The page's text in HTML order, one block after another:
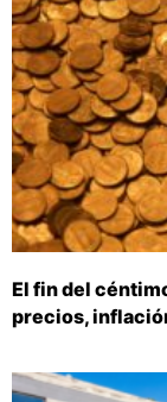
El fin del
precios,